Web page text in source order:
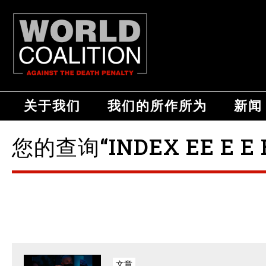
关于我们 我们的所作所为 新闻
您的查询“INDEX EE E E
文章